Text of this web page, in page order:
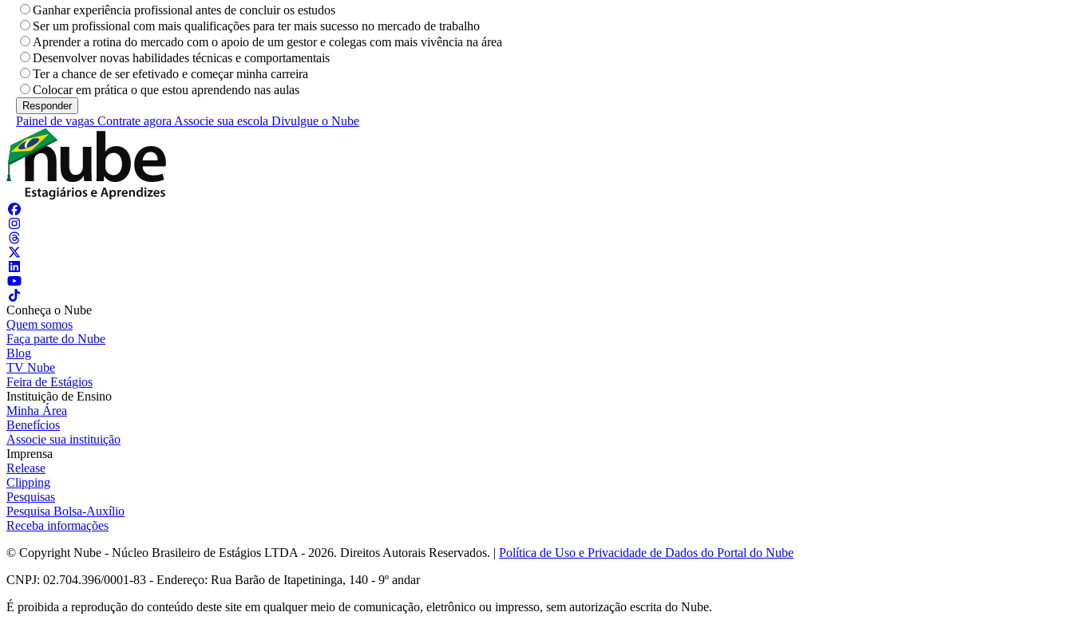
Ganhar experiência profissional antes de concluir os estudos
Ser um profissional com mais qualificações para ter mais sucesso no mercado de trabalho
Aprender a rotina do mercado com o apoio de um gestor e colegas com mais vivência na área
Desenvolver novas habilidades técnicas e comportamentais
Ter a chance de ser efetivado e começar minha carreira
Colocar em prática o que estou aprendendo nas aulas
Painel de vagas Contrate agora Associe sua escola Divulgue o Nube
Conheça o Nube
Quem somos
Faça parte do Nube
Blog
TV Nube
Feira de Estágios
Instituição de Ensino
Minha Área
Benefícios
Associe sua instituição
Imprensa
Release
Clipping
Pesquisas
Pesquisa Bolsa-Auxílio
Receba informações
© Copyright Nube - Núcleo Brasileiro de Estágios LTDA - 2026. Direitos Autorais Reservados. | Política de Uso e Privacidade de Dados do Portal do Nube
CNPJ: 02.704.396/0001-83 - Endereço: Rua Barão de Itapetininga, 140 - 9º andar
É proibida a reprodução do conteúdo deste site em qualquer meio de comunicação, eletrônico ou impresso, sem autorização escrita do Nube.